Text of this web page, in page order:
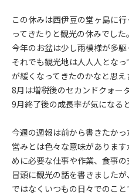
この休みは西伊豆の堂ヶ島に
ってきたりと観光の休みでした。
今年のお盆は少し雨模様が多駆
それでも観光地は人人人とな
が緩くなってきたのかなと思え
8月は増税後のセカンドクォー
9月終了後の成長率が気になる
今週の週報は前から書きたかっ
営みとは色々な意味がありま
めに必要な仕事や作業、食事の
冒頭に観光の話を書きました
ではなくいつもの日々でのこと